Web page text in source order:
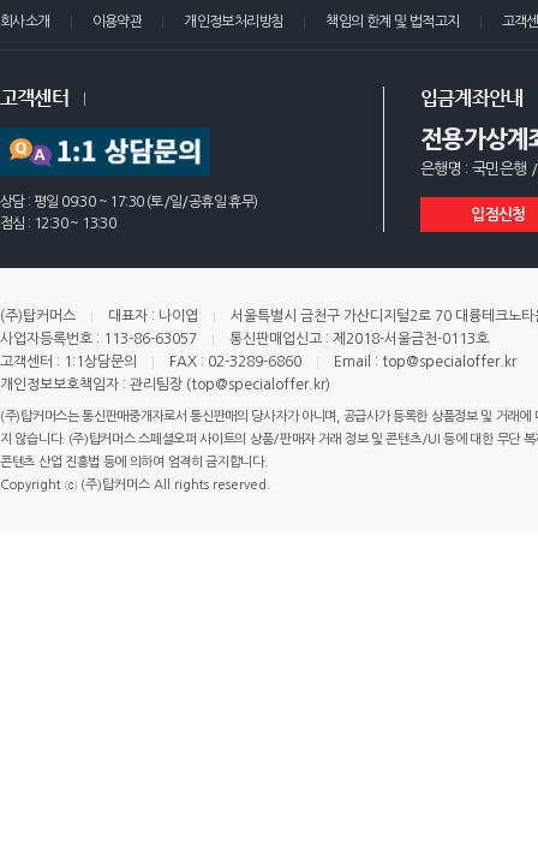
회사소개 이용약관 개인정보처리방침 책임의 한계 및 법적고지 고객
고객센터
상담 : 평일 09:30 ~ 17:30 (토/일/공휴일 휴무)
점심 : 12:30 ~ 13:30
입금계좌안내
전용가상계
은행명 : 국민은행
입점신청
(주)탑커머스 대표자 : 나이엽
서울특별시 금천구 가산디지털2로 70 대륭테크노
사업자등록번호 : 113-86-63057
통신판매업신고 : 제2018-서울금천-0113호
고객센터 : 1:1상담문의
FAX : 02-3289-6860
Email : top@specialoffer.kr
개인정보보호책임자 : 관리팀장 (top@specialoffer.kr)
(주)탑커머스는 통신판매중개자로서 통신판매의 당사자가 아니며, 공급사가 등록한 상품정보 및 거래
지 않습니다. (주)탑커머스 스페셜오퍼 사이트의 상품/판매자 거래 정보 및 콘텐츠/UI 등에 대한 무단
콘텐츠 산업 진흥법 등에 의하여 엄격히 금지합니다.
Copyright ⓒ (주)탑커머스 All rights reserved.